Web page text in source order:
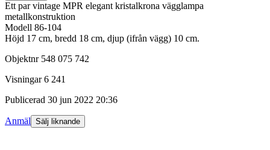
Ett par vintage MPR elegant kristalkrona vägglampa
metallkonstruktion
Modell 86-104
Höjd 17 cm, bredd 18 cm, djup (ifrån vägg) 10 cm.
Objektnr 548 075 742
Visningar 6 241
Publicerad 30 jun 2022 20:36
Anmäl Sälj liknande